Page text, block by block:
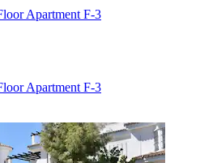
Apartment F-3
Apartment F-3